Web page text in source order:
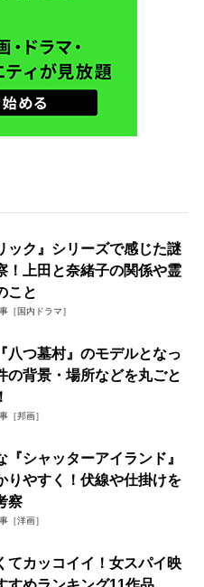
ック』シリーズで感じた謎
！上田と奈緒子の関係や霊
こと
［国内ドラマ］
八つ墓村』のモデルとなっ
の背景・場所などを丸ごと
［邦画］
『シャッターアイランド』
りやすく！伏線や仕掛けを
察
［洋画］
てカッコイイ！女スパイ映